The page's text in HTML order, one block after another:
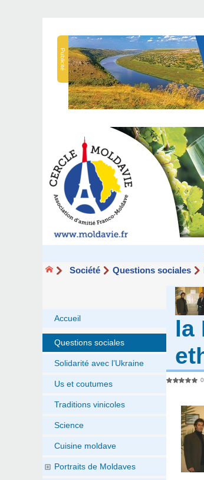
Publicité
Société Questions sociales
la
Accueil
Questions sociales
Solidarité avec l’Ukraine
Us et coutumes
Traditions vinicoles
Science
Cuisine moldave
Portraits de Moldaves